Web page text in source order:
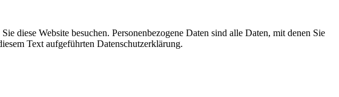
diese Website besuchen. Personenbezogene Daten sind alle Daten, mit denen Sie
Text aufgeführten Datenschutzerklärung.